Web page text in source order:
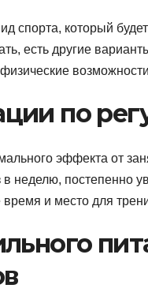
спорта, который
есть другие
по
эффекта от
неделю, постепенно
и место для